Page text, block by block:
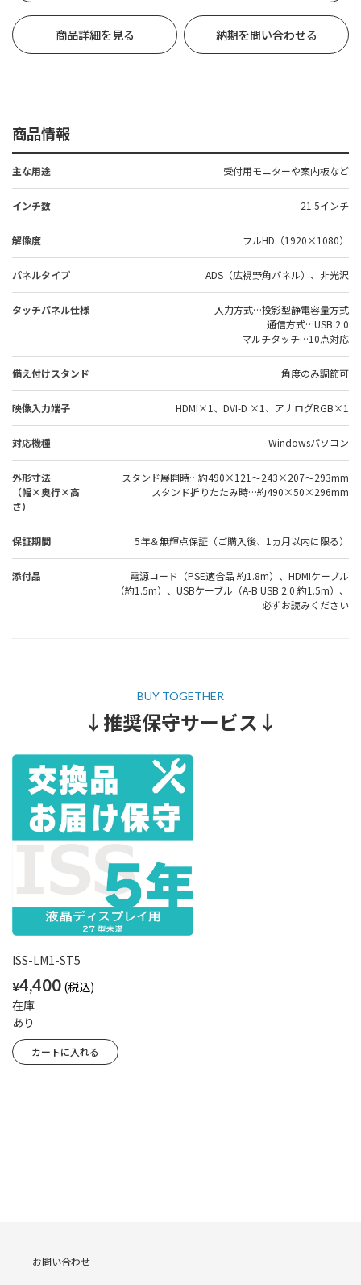
↓推奨保守サービス↓
ISS-LM1-ST5
¥4,400
在庫
あり
商品詳細を見る 納期を問い合わせる
商品情報
主な用途 受付用モニターや案内板など
インチ数 21.5インチ
解像度 フルHD（1920×1080）
パネルタイプ ADS（広視野角パネル）、非光沢
タッチパネル仕様
入力方式…投影型静電容量方式
通信方式…USB 2.0
マルチタッチ…10点対応
備え付けスタンド 角度のみ調節可
映像入力端子 HDMI×1、DVI-D ×1、アナログRGB×1
対応機種 Windowsパソコン
外形寸法
（幅×奥行×高
さ）
スタンド展開時…約490×121～243×207～293mm
スタンド折りたたみ時…約490×50×296mm
保証期間 5年＆無輝点保証（ご購入後、1ヵ月以内に限る）
添付品
電源コード（PSE適合品 約1.8m）、HDMIケーブル
（約1.5m）、USBケーブル（A-B USB 2.0 約1.5m）、
必ずお読みください
お問い合わせ